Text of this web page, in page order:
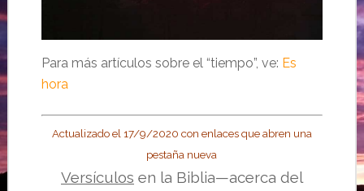
Para más artículos sobre el “tiempo”, ve: Es
hora
Actualizado el 17/9/2020 con enlaces que abren una
pestaña nueva
Versículos en la Biblia—acerca del